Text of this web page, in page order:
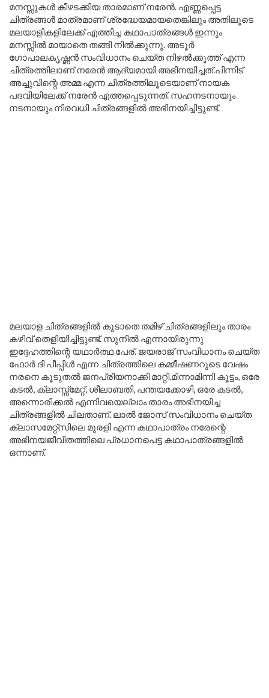
മനസ്സുകൾ കീഴടക്കിയ താരമാണ് നരേൻ. എണ്ണപ്പെട്ട
ചിത്രങ്ങൾ മാത്രമാണ് ശ്രദ്ധേയമായതെങ്കിലും അതിലൂടെ
മലയാളികളിലേക്ക് എത്തിച്ച കഥാപാത്രങ്ങൾ ഇന്നും
മനസ്സിൽ മായാതെ തങ്ങി നിൽക്കുന്നു. അടൂര്‍
ഗോപാലകൃഷ്ണന്‍ സംവിധാനം ചെയ്ത നിഴല്‍ക്കൂത്ത് എന്ന
ചിത്രത്തിലാണ് നരേൻ ആദ്യമായി അഭിനയിച്ചത്.പിന്നിട്
അച്ചുവിന്റെ അമ്മ എന്ന ചിത്രത്തിലൂടെയാണ് നായക
പദവിയിലേക്ക് നരേൻ എത്തപ്പെടുന്നത്. സഹനടനായും
നടനായും നിരവധി ചിത്രങ്ങളില്‍ അഭിനയിച്ചിട്ടുണ്ട്.
മലയാള ചിത്രങ്ങളിൽ കൂടാതെ തമിഴ് ചിത്രങ്ങളിലും താരം
കഴിവ് തെളിയിച്ചിട്ടുണ്ട്. സുനിൽ എന്നായിരുന്നു
ഇദ്ദേഹത്തിന്റെ യഥാർത്ഥ പേര്. ജയരാജ് സംവിധാനം ചെയ്ത
ഫോർ ദി പീപ്പിൾ എന്ന ചിത്രത്തിലെ കമ്മീഷണറുടെ വേഷം
നരനെ കൂടുതൽ ജനപ്രിയനാക്കി മാറ്റി.മിന്നാമിന്നി കൂട്ടം, ഒരേ
കടൽ, ക്ലാസ്സ്‌മേറ്റ്, ശീലാബതി, പന്തയക്കോഴി, ഒരേ കടല്‍,
അന്നൊരിക്കൽ എന്നിവയെല്ലാം താരം അഭിനയിച്ച
ചിത്രങ്ങളിൽ ചിലതാണ്. ലാല്‍ ജോസ് സംവിധാനം ചെയ്ത
ക്ലാസമേറ്റ്‌സിലെ മുരളി എന്ന കഥാപാത്രം നരേന്റെ
അഭിനയജീവിതത്തിലെ പ്രധാനപെട്ട കഥാപാത്രങ്ങളില്‍
ഒന്നാണ്.